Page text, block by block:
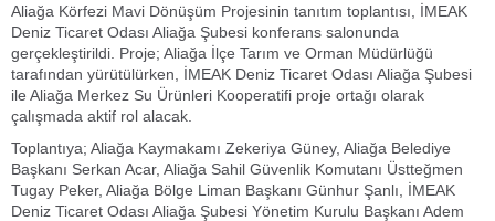
Aliağa Körfezi Mavi Dönüşüm Projesinin tanıtım toplantısı, İMEAK
Deniz Ticaret Odası Aliağa Şubesi konferans salonunda
gerçekleştirildi. Proje; Aliağa İlçe Tarım ve Orman Müdürlüğü
tarafından yürütülürken, İMEAK Deniz Ticaret Odası Aliağa Şubesi
ile Aliağa Merkez Su Ürünleri Kooperatifi proje ortağı olarak
çalışmada aktif rol alacak.
Toplantıya; Aliağa Kaymakamı Zekeriya Güney, Aliağa Belediye
Başkanı Serkan Acar, Aliağa Sahil Güvenlik Komutanı Üstteğmen
Tugay Peker, Aliağa Bölge Liman Başkanı Günhur Şanlı, İMEAK
Deniz Ticaret Odası Aliağa Şubesi Yönetim Kurulu Başkanı Adem